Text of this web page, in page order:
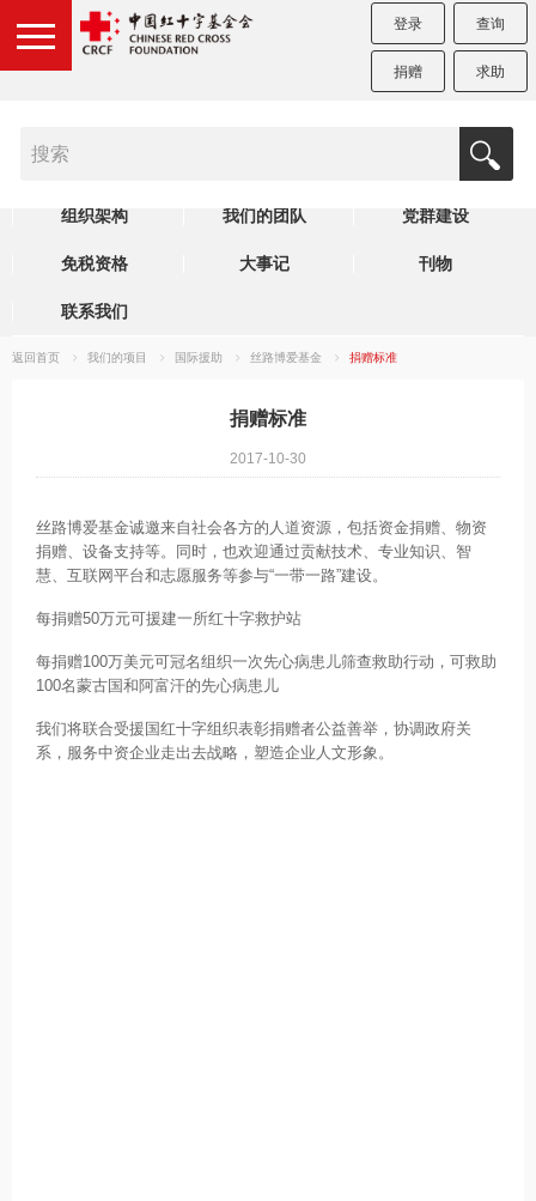
登录 查询
捐赠 求助
机构简介
组织架构 我们的团队 党群建设
免税资格 大事记 刊物
联系我们
返回首页 我们的项目 国际援助 丝路博爱基金 捐赠标准
捐赠标准
2017-10-30
丝路博爱基金诚邀来自社会各方的人道资源，包括资金捐赠、物资
捐赠、设备支持等。同时，也欢迎通过贡献技术、专业知识、智
慧、互联网平台和志愿服务等参与“一带一路”建设。
每捐赠50万元可援建一所红十字救护站
每捐赠100万美元可冠名组织一次先心病患儿筛查救助行动，可救助
100名蒙古国和阿富汗的先心病患儿
我们将联合受援国红十字组织表彰捐赠者公益善举，协调政府关
系，服务中资企业走出去战略，塑造企业人文形象。